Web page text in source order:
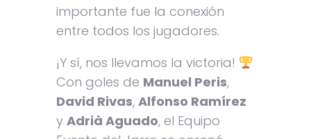
importante fue la conexión
entre todos los jugadores.
¡Y sí, nos llevamos la victoria!
Con goles de Manuel Peris,
David Rivas, Alfonso Ramírez
y Adrià Aguado, el Equipo